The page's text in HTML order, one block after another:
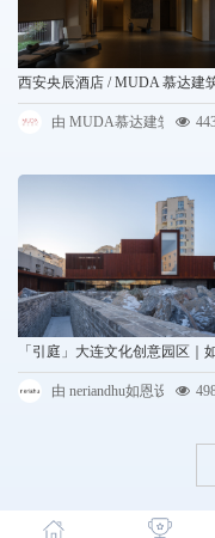
西安央辰酒店 / MUDA 慕达建
由 MUDA慕达建筑
「引庭」大连文化创意园区｜
由 neriandhu如恩设计